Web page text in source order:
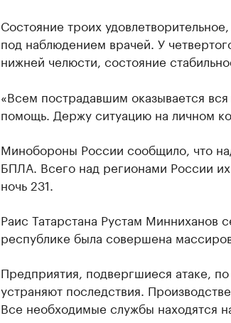
Состояние троих
под наблюдением врачей. У
нижней челюсти, состояние
«Всем пострадавшим оказывается
помощь. Держу ситуацию на личном
Минобороны России сообщило, что
БПЛА. Всего над регионами России
ночь 231.
Раис Татарстана Рустам Минниханов
республике была совершена
Предприятия, подвергшиеся атаке,
устраняют последствия.
Все необходимые службы находятся